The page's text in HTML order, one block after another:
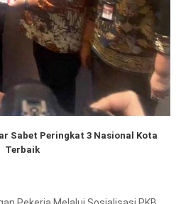
Sabet Peringkat 3 Nasional Kota
Terbaik